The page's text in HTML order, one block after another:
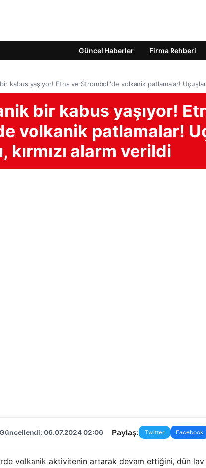
Güncel Haberler Firma Rehberi
kabus yaşıyor! Etna ve Stromboli'de volkanik patlamalar! Uçuşlar
bir kabus yaşıyor!
volkanik patlamalar!
alarm verildi
Güncellendi: 06.07.2024 02:06 Paylaş: Twitter Facebook
volkanik aktivitenin artarak devam ettiğini, dün lav